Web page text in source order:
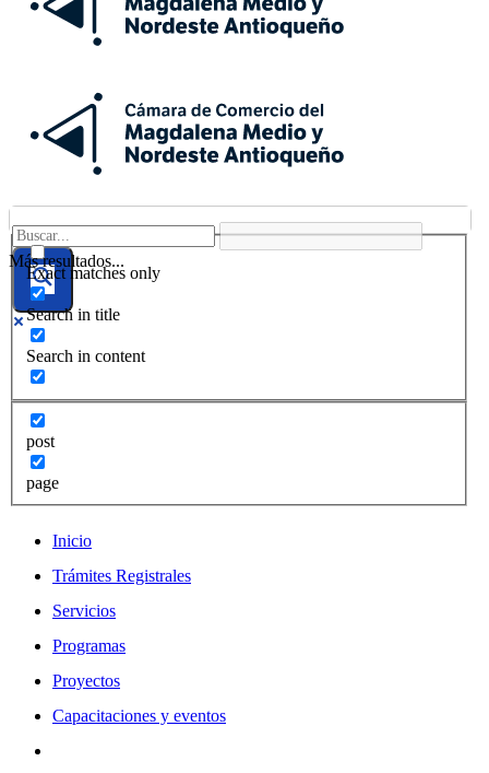
Más resultados...
Exact matches only
Search in title
Search in content
post
page
Inicio
Trámites Registrales
Servicios
Programas
Proyectos
Capacitaciones y eventos